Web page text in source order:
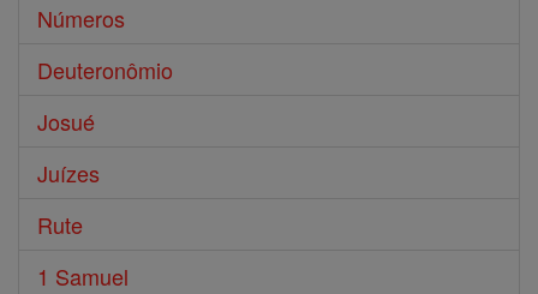
Números
Deuteronômio
Josué
Juízes
Rute
1 Samuel